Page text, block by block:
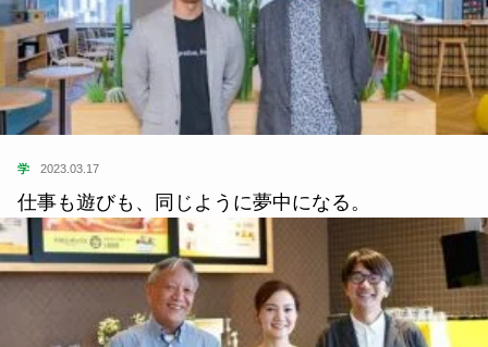
学 2023.03.17
仕事も遊びも、同じように夢中になる。